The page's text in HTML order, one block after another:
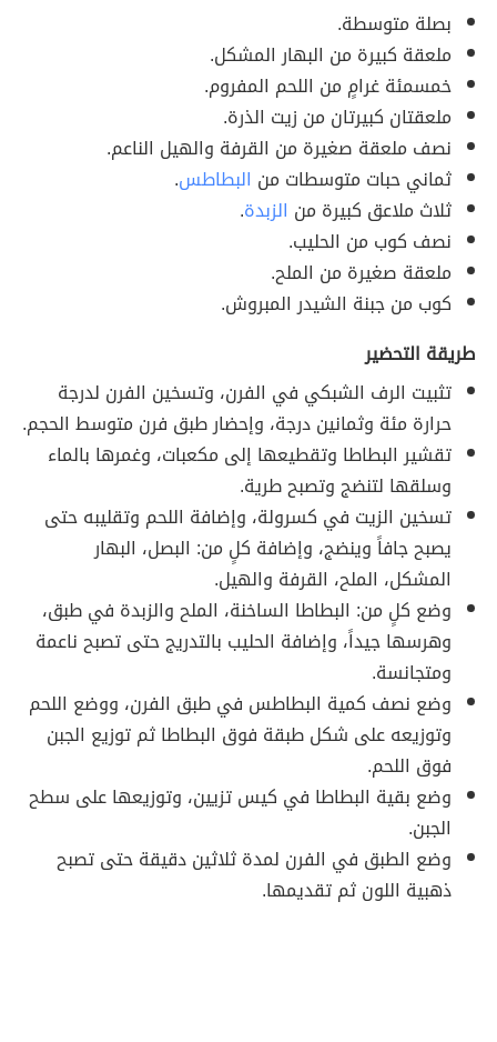
بصلة متوسطة.
ملعقة كبيرة من البهار المشكل.
خمسمئة غرامٍ من اللحم المفروم.
ملعقتان كبيرتان من زيت الذرة.
نصف ملعقة صغيرة من القرفة والهيل الناعم.
ثماني حبات متوسطات من البطاطس.
ثلاث ملاعق كبيرة من الزبدة.
نصف كوب من الحليب.
ملعقة صغيرة من الملح.
كوب من جبنة الشيدر المبروش.
طريقة التحضير
تثبيت الرف الشبكي في الفرن، وتسخين الفرن لدرجة
حرارة مئة وثمانين درجة، وإحضار طبق فرن متوسط الحجم.
تقشير البطاطا وتقطيعها إلى مكعبات، وغمرها بالماء
وسلقها لتنضج وتصبح طرية.
تسخين الزيت في كسرولة، وإضافة اللحم وتقليبه حتى
يصبح جافاً وينضج، وإضافة كلٍ من: البصل، البهار
المشكل، الملح، القرفة والهيل.
وضع كلٍ من: البطاطا الساخنة، الملح والزبدة في طبق،
وهرسها جيداً، وإضافة الحليب بالتدريج حتى تصبح ناعمة
ومتجانسة.
وضع نصف كمية البطاطس في طبق الفرن، ووضع اللحم
وتوزيعه على شكل طبقة فوق البطاطا ثم توزيع الجبن
فوق اللحم.
وضع بقية البطاطا في كيس تزيين، وتوزيعها على سطح
الجبن.
وضع الطبق في الفرن لمدة ثلاثين دقيقة حتى تصبح
ذهبية اللون ثم تقديمها.